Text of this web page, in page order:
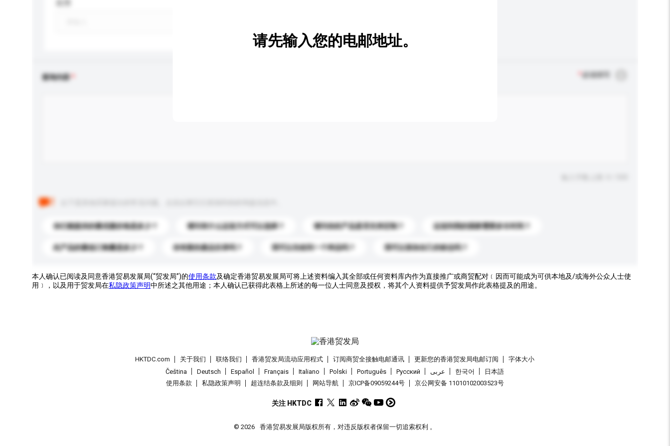
查询内容 必须填写
你们能提供的最优惠价格是多少？ 请问有什么运送方式可以选择？ 请问你的产品是否支持定制？ 运送到我的国家需要多长时间？
此产品的最低订购量是多少？ 你有新的產品目录吗？ 我可以先收到一个样品吗？ 我可以添加自己的标志吗？
请先输入您的电邮地址。
本人确认已阅读及同意香港贸易发展局(“贸发局”)的使用条款及确定香港贸易发展局可将上述资料编入其全部或任何资料库内作为直接推广或商贸配对﹝因而可能成为可供本地及/或海外公众人士使
用﹞，以及用于贸发局在私隐政策声明中所述之其他用途；本人确认已获得此表格上所述的每一位人士同意及授权，将其个人资料提供予贸发局作此表格提及的用途。
HKTDC.com 关于我们 联络我们 香港贸发局流动应用程式 订阅商贸全接触电邮通讯 更新您的香港贸发局电邮订阅
字体大小
Čeština
Deutsch Español Français Italiano Polski Português Pусский عربى 한국어
日本語
使用条款
私隐政策声明 超连结条款及细则 网站导航 京ICP备09059244号 京公网安备 11010102003523号
关注 HKTDC
© 2026 香港贸易发展局版权所有，对违反版权者保留一切追索权利 。